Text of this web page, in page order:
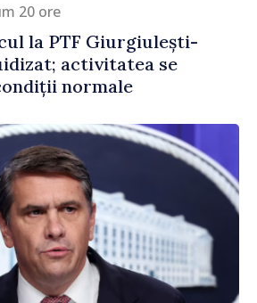
20 ore
la PTF Giurgiulești-
activitatea se
normale